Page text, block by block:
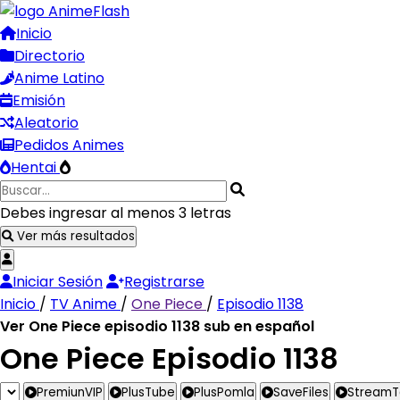
Inicio
Directorio
Anime Latino
Emisión
Aleatorio
Pedidos Animes
Hentai
Debes ingresar al menos 3 letras
Ver más resultados
Iniciar Sesión
Registrarse
Inicio / TV Anime / One Piece / Episodio 1138
Ver One Piece episodio 1138 sub en español
One Piece Episodio 1138
PremiunVIP PlusTube PlusPomla SaveFiles